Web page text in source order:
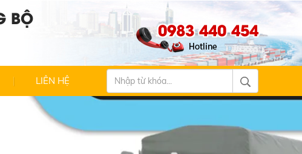
BỘ
0983 440 454
LIÊN HỆ